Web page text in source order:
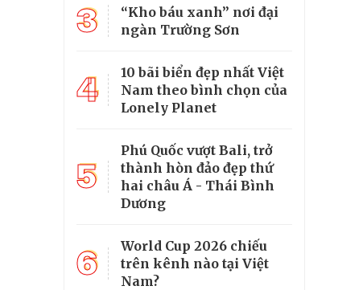
3
“Kho báu xanh” nơi đại
ngàn Trường Sơn
4
10 bãi biển đẹp nhất Việt
Nam theo bình chọn của
Lonely Planet
5
Phú Quốc vượt Bali, trở
thành hòn đảo đẹp thứ
hai châu Á - Thái Bình
Dương
6
World Cup 2026 chiếu
trên kênh nào tại Việt
Nam?